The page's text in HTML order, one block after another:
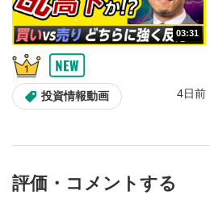
画質の選択/再生速度の変更がで
7
音量調整
スライダーを上下すると音量が
8
全画面表示
03:31
投資情報動画 4日前
評価・コメントする